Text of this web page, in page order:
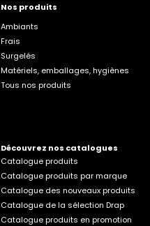
Nos produits
Ambiants
Frais
Surgelés
Matériels, emballages, hygiènes
Tous nos produits
Découvrez nos catalogues
Catalogue produits
Catalogue produits par marque
Catalogue des nouveaux produits
Catalogue de la sélection Drap
Catalogue produits en promotion